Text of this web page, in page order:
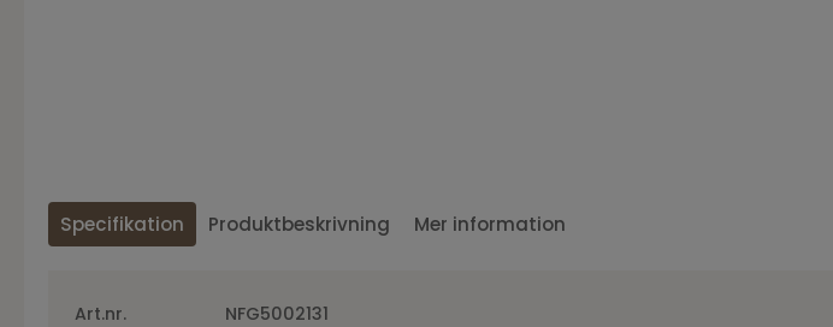
Specifikation
Art.nr.
NFG5002131
Produktbeskrivning Mer information